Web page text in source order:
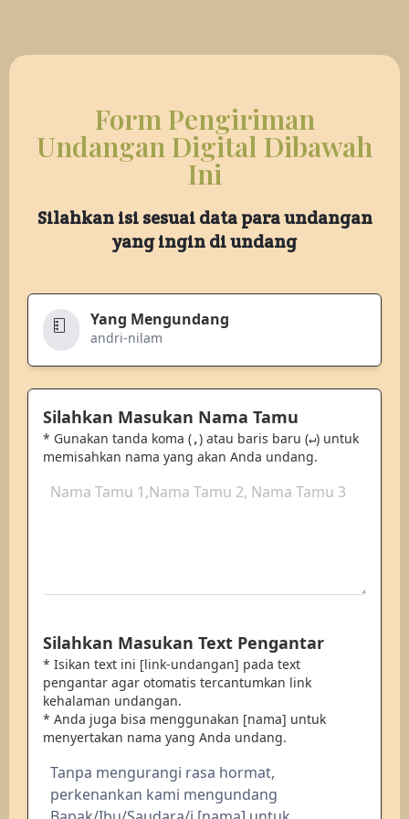
Form Pengiriman
Undangan Digital Dibawah
Ini
Silahkan isi sesuai data para undangan
yang ingin di undang
Yang Mengundang
andri-nilam
Silahkan Masukan Nama Tamu
* Gunakan tanda koma (,) atau baris baru (↵) untuk
memisahkan nama yang akan Anda undang.
Silahkan Masukan Text Pengantar
* Isikan text ini [link-undangan] pada text
pengantar agar otomatis tercantumkan link
kehalaman undangan.
* Anda juga bisa menggunakan [nama] untuk
menyertakan nama yang Anda undang.